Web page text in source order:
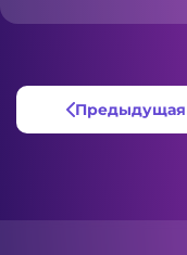
Предыдущая